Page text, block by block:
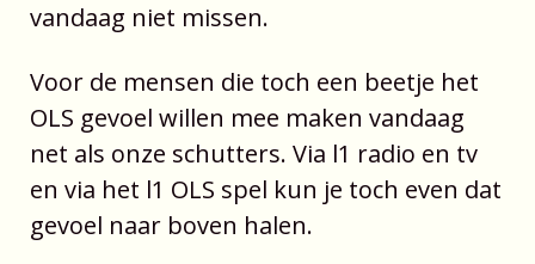
vandaag niet missen.
Voor de mensen die toch een beetje het
OLS gevoel willen mee maken vandaag
net als onze schutters. Via l1 radio en tv
en via het l1 OLS spel kun je toch even dat
gevoel naar boven halen.